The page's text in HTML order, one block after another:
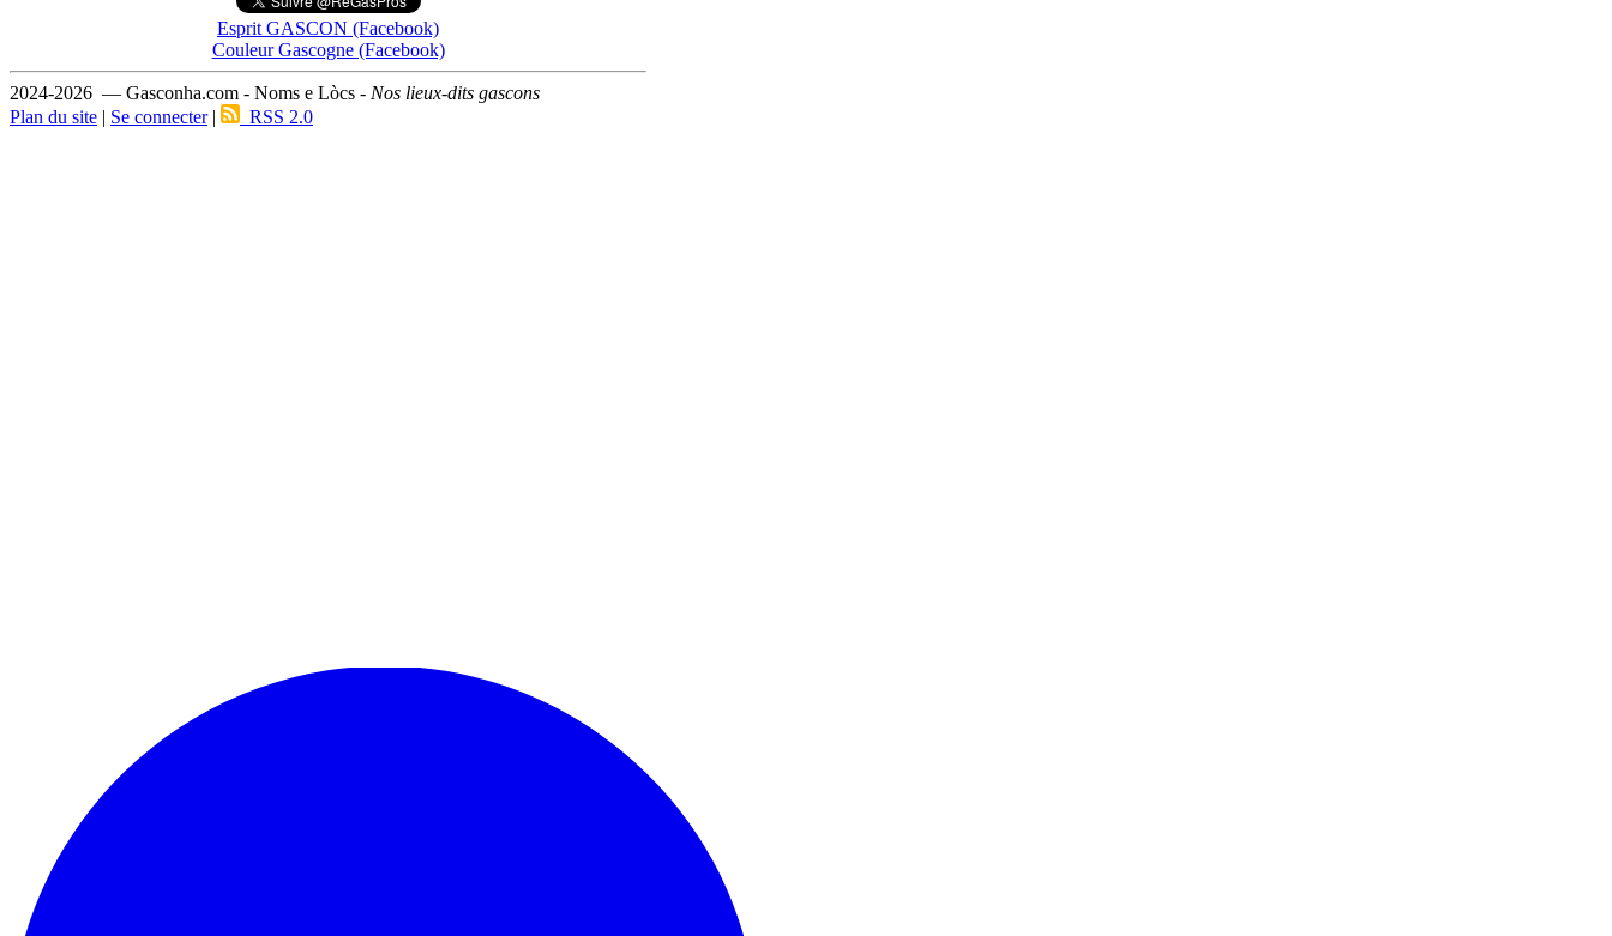
Esprit GASCON (Facebook)
Couleur Gascogne (Facebook)
2024-2026 — Gasconha.com - Noms e Lòcs - Nos lieux-dits gascons
Plan du site | Se connecter| RSS 2.0